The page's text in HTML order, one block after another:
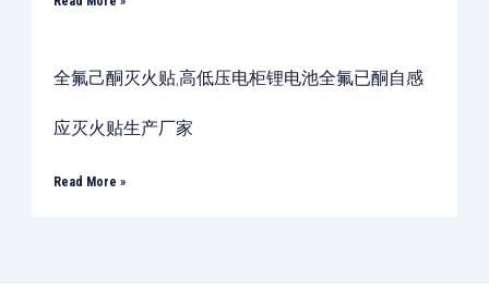
全氟己酮灭火贴,高低压电柜锂电池全氟已酮自感
应灭火贴生产厂家
Read More »